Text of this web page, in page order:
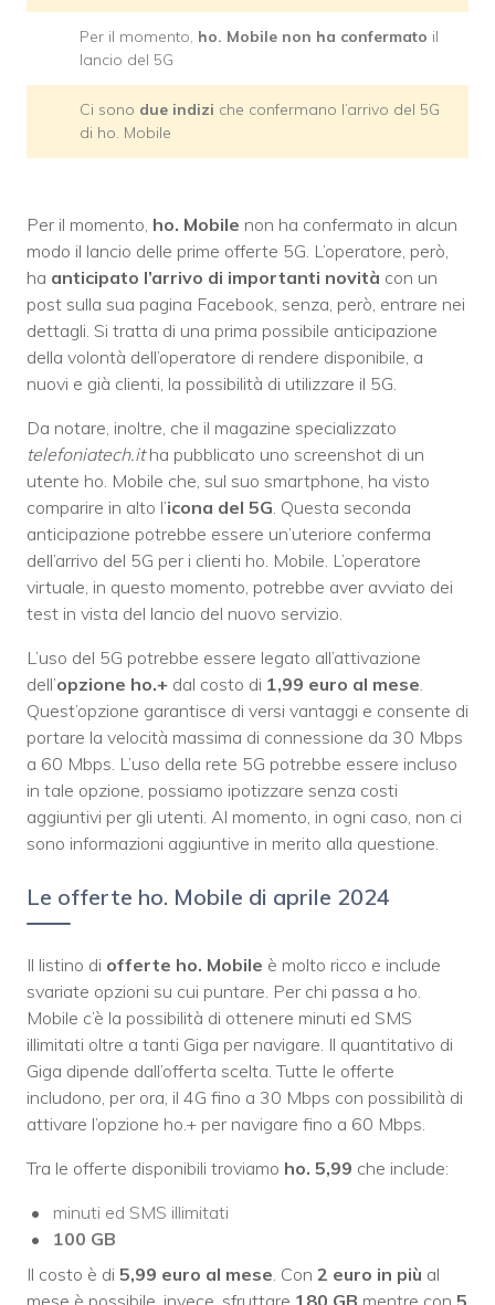
Per il momento, ho. Mobile non ha confermato il
lancio del 5G
Ci sono due indizi che confermano l’arrivo del 5G
di ho. Mobile
Per il momento, ho. Mobile non ha confermato in alcun
modo il lancio delle prime offerte 5G. L’operatore, però,
ha anticipato l’arrivo di importanti novità con un
post sulla sua pagina Facebook, senza, però, entrare nei
dettagli. Si tratta di una prima possibile anticipazione
della volontà dell’operatore di rendere disponibile, a
nuovi e già clienti, la possibilità di utilizzare il 5G.
Da notare, inoltre, che il magazine specializzato
telefoniatech.itha pubblicato uno screenshot di un
utente ho. Mobile che, sul suo smartphone, ha visto
comparire in alto l’icona del 5G . Questa seconda
anticipazione potrebbe essere un’uteriore conferma
dell’arrivo del 5G per i clienti ho. Mobile. L’operatore
virtuale, in questo momento, potrebbe aver avviato dei
test in vista del lancio del nuovo servizio.
L’uso del 5G potrebbe essere legato all’attivazione
dell’opzione ho.+ dal costo di 1,99 euro al mese
Quest’opzione garantisce di versi vantaggi e consente di
portare la velocità massima di connessione da 30 Mbps
a 60 Mbps. L’uso della rete 5G potrebbe essere incluso
in tale opzione, possiamo ipotizzare senza costi
aggiuntivi per gli utenti. Al momento, in ogni caso, non ci
sono informazioni aggiuntive in merito alla questione.
Le offerte ho. Mobile di aprile 2024
Il listino di offerte ho. Mobile è molto ricco e include
svariate opzioni su cui puntare. Per chi passa a ho.
Mobile c’è la possibilità di ottenere minuti ed SMS
illimitati oltre a tanti Giga per navigare. Il quantitativo di
Giga dipende dall’offerta scelta. Tutte le offerte
includono, per ora, il 4G fino a 30 Mbps con possibilità di
attivare l’opzione ho.+ per navigare fino a 60 Mbps.
Tra le offerte disponibili troviamo ho. 5,99 che include:
minuti ed SMS illimitati
100 GB
Il costo è di 5,99 euro al mese . Con 2 euro in più al
mese è possibile, invece, sfruttare 180 GB mentre con 5